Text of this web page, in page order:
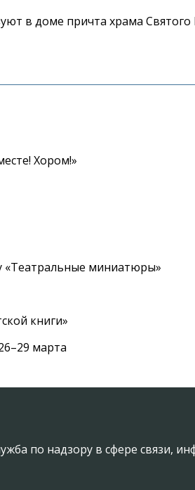
в доме причта храма
Хором!»
«Театральные миниатюры»
книги»
марта
по надзору в сфере связи,